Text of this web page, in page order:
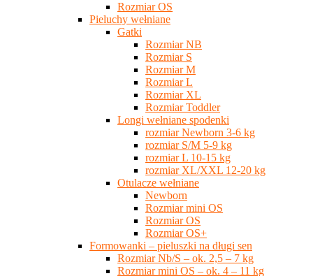
Rozmiar OS
Pieluchy wełniane
Gatki
Rozmiar NB
Rozmiar S
Rozmiar M
Rozmiar L
Rozmiar XL
Rozmiar Toddler
Longi wełniane spodenki
rozmiar Newborn 3-6 kg
rozmiar S/M 5-9 kg
rozmiar L 10-15 kg
rozmiar XL/XXL 12-20 kg
Otulacze wełniane
Newborn
Rozmiar mini OS
Rozmiar OS
Rozmiar OS+
Formowanki – pieluszki na długi sen
Rozmiar Nb/S – ok. 2,5 – 7 kg
Rozmiar mini OS – ok. 4 – 11 kg